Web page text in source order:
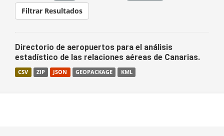
Filtrar Resultados
Directorio de aeropuertos para el análisis
estadístico de las relaciones aéreas de Canarias.
CSV ZIP JSON GEOPACKAGE KML